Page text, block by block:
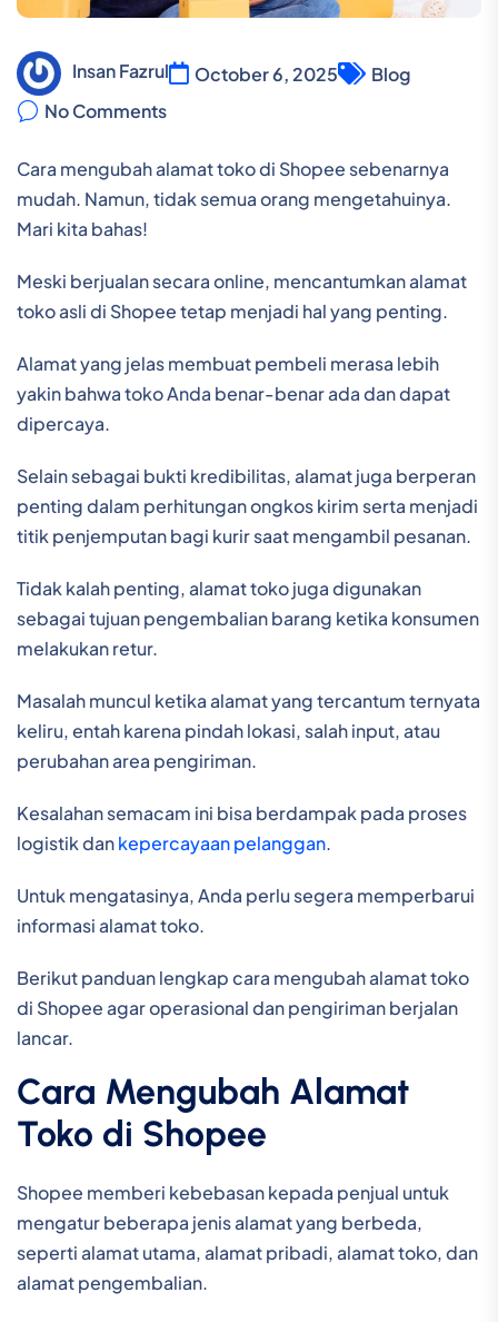
Insan Fazrul October 6, 2025
Blog
No Comments
Cara mengubah alamat toko di Shopee sebenarnya
mudah. Namun, tidak semua orang mengetahuinya.
Mari kita bahas!
Meski berjualan secara online, mencantumkan alamat
toko asli di Shopee tetap menjadi hal yang penting.
Alamat yang jelas membuat pembeli merasa lebih
yakin bahwa toko Anda benar-benar ada dan dapat
dipercaya.
Selain sebagai bukti kredibilitas, alamat juga berperan
penting dalam perhitungan ongkos kirim serta menjadi
titik penjemputan bagi kurir saat mengambil pesanan.
Tidak kalah penting, alamat toko juga digunakan
sebagai tujuan pengembalian barang ketika konsumen
melakukan retur.
Masalah muncul ketika alamat yang tercantum ternyata
keliru, entah karena pindah lokasi, salah input, atau
perubahan area pengiriman.
Kesalahan semacam ini bisa berdampak pada proses
logistik dankepercayaan pelanggan.
Untuk mengatasinya, Anda perlu segera memperbarui
informasi alamat toko.
Berikut panduan lengkap cara mengubah alamat toko
di Shopee agar operasional dan pengiriman berjalan
lancar.
Cara Mengubah Alamat
Toko di Shopee
Shopee memberi kebebasan kepada penjual untuk
mengatur beberapa jenis alamat yang berbeda,
seperti alamat utama, alamat pribadi, alamat toko, dan
alamat pengembalian.